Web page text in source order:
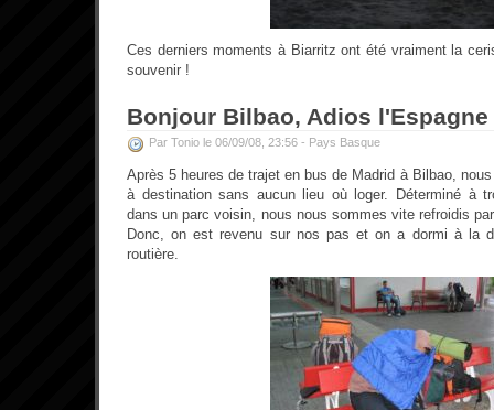
Ces derniers moments à Biarritz ont été vraiment la
souvenir !
Bonjour Bilbao, Adios
Par Tonio le 06/09/08, 23:56 - Pays Basque
Après 5 heures de trajet en bus de Madrid à Bilbao,
à destination sans aucun lieu où loger. Déterminé à
dans un parc voisin, nous nous sommes vite refroidis
Donc, on est revenu sur nos pas et on a dormi à la
routière.